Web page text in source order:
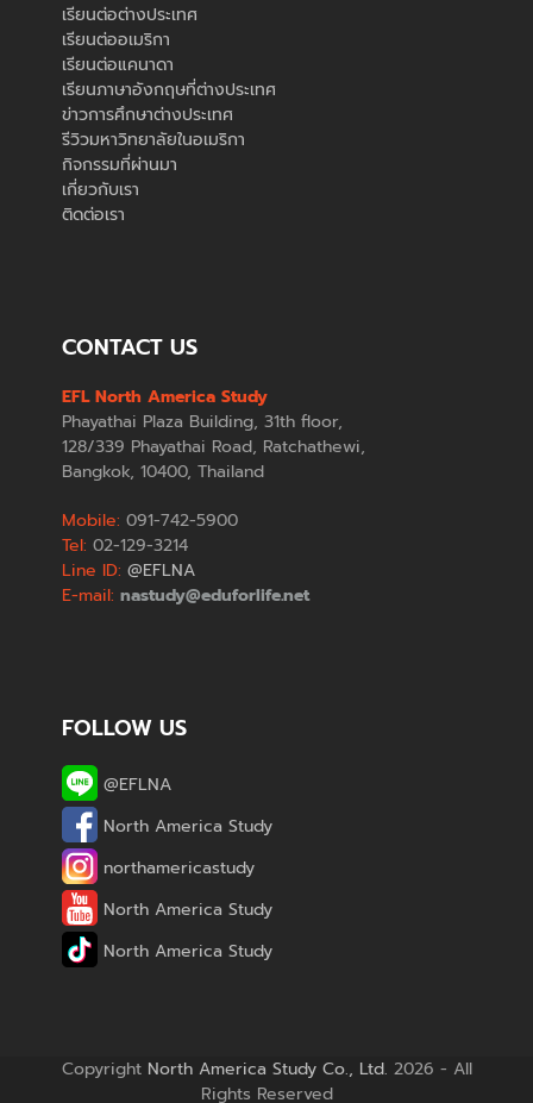
เรียนต่อต่างประเทศ
เรียนต่ออเมริกา
เรียนต่อแคนาดา
เรียนภาษาอังกฤษที่ต่างประเทศ
ข่าวการศึกษาต่างประเทศ
รีวิวมหาวิทยาลัยในอเมริกา
กิจกรรมที่ผ่านมา
เกี่ยวกับเรา
ติดต่อเรา
CONTACT US
EFL North America Study
Phayathai Plaza Building, 31th floor,
128/339 Phayathai Road, Ratchathewi,
Bangkok, 10400, Thailand
Mobile: 091-742-5900
Tel: 02-129-3214
Line ID: @EFLNA
E-mail: nastudy@eduforlife.net
FOLLOW US
@EFLNA
North America Study
northamericastudy
North America Study
North America Study
Copyright North America Study Co., Ltd. 2026 - All
Rights Reserved